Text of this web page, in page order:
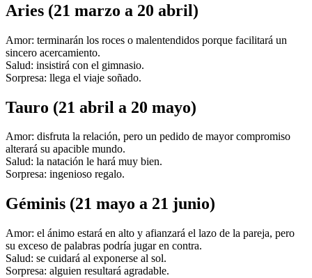
Aries (21 marzo a 20 abril)
Amor: terminarán los roces o malentendidos porque facilitará un
sincero acercamiento.
Salud: insistirá con el gimnasio.
Sorpresa: llega el viaje soñado.
Tauro (21 abril a 20 mayo)
Amor: disfruta la relación, pero un pedido de mayor compromiso
alterará su apacible mundo.
Salud: la natación le hará muy bien.
Sorpresa: ingenioso regalo.
Géminis (21 mayo a 21 junio)
Amor: el ánimo estará en alto y afianzará el lazo de la pareja, pero
su exceso de palabras podría jugar en contra.
Salud: se cuidará al exponerse al sol.
Sorpresa: alguien resultará agradable.